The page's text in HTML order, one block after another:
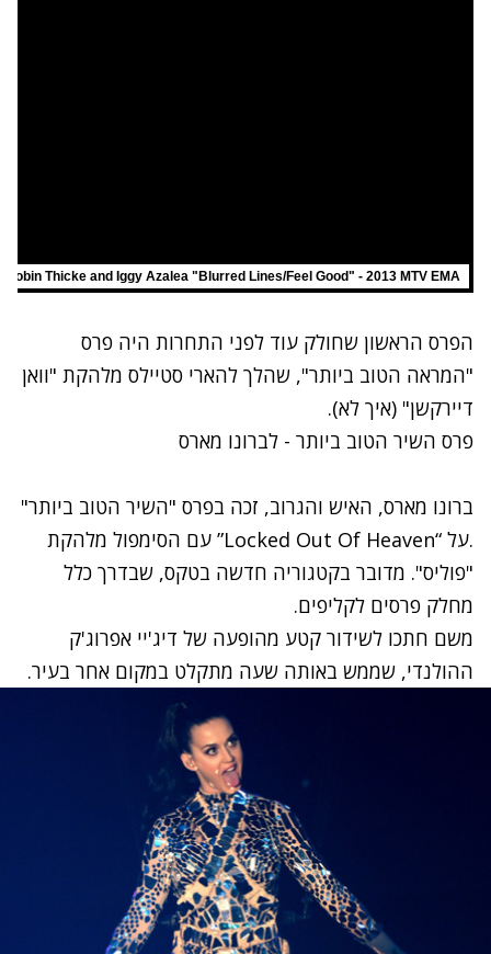
Robin Thicke and Iggy Azalea "Blurred Lines/Feel Good" - 2013 MTV EMA
הפרס הראשון שחולק עוד לפני התחרות היה פרס
"המראה הטוב ביותר", שהלך להארי סטיילס מלהקת "וואן
דיירקשן" (איך לא).
פרס השיר הטוב ביותר - לברונו מארס
ברונו מארס, האיש והגרוב, זכה בפרס "השיר הטוב ביותר"
.על “Locked Out Of Heaven” עם הסימפול מלהקת
"פוליס". מדובר בקטגוריה חדשה בטקס, שבדרך כלל
מחלק פרסים לקליפים.
משם חתכו לשידור קטע מהופעה של דיג'יי אפרוג'ק
ההולנדי, שממש באותה שעה מתקלט במקום אחר בעיר.